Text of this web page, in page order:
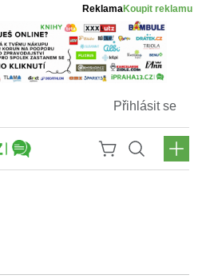
ReklamaKoupit reklamu
Přihlásit se